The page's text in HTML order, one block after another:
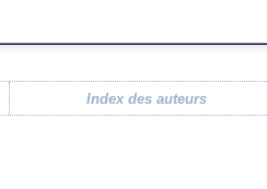
Index des auteurs